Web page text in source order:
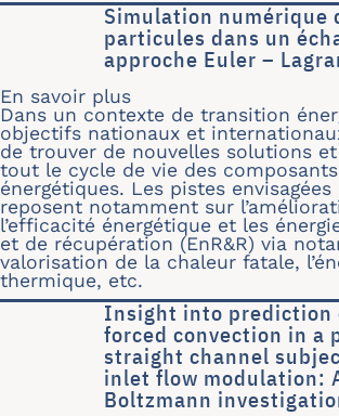
Simulation numérique
particules dans un
approche Euler –
En savoir plus
Dans un contexte de transition
objectifs nationaux et
de trouver de nouvelles solutions
tout le cycle de vie des
énergétiques. Les pistes
reposent notamment sur
l’efficacité énergétique et les
et de récupération (EnR&R) via
valorisation de la chaleur fatale,
thermique, etc.
Insight into prediction
forced convection in a
straight channel
inlet flow modulation:
Boltzmann